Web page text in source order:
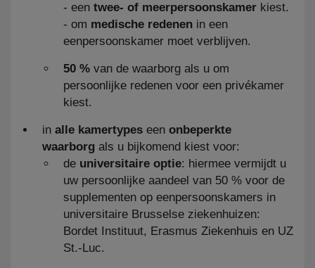
- een twee- of meerpersoonskamer kiest.
- om medische redenen in een
eenpersoonskamer moet verblijven.
50 % van de waarborg als u om
persoonlijke redenen voor een privékamer
kiest.
in alle kamertypes een onbeperkte
waarborg als u bijkomend kiest voor:
de universitaire optie: hiermee vermijdt u
uw persoonlijke aandeel van 50 % voor de
supplementen op eenpersoonskamers in
universitaire Brusselse ziekenhuizen:
Bordet Instituut, Erasmus Ziekenhuis en UZ
St.-Luc.